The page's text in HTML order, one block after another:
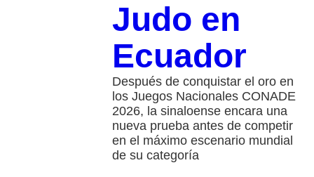
Judo en
Ecuador
Después de conquistar el oro en
los Juegos Nacionales CONADE
2026, la sinaloense encara una
nueva prueba antes de competir
en el máximo escenario mundial
de su categoría